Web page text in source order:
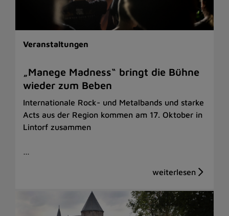
Veranstaltungen
„Manege Madness“ bringt die Bühne
wieder zum Beben
Internationale Rock- und Metalbands und starke
Acts aus der Region kommen am 17. Oktober in
Lintorf zusammen
…